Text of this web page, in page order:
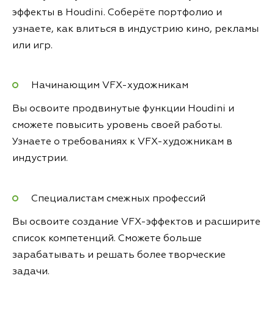
эффекты в Houdini. Соберёте портфолио и
узнаете, как влиться в индустрию кино, рекламы
или игр.
Начинающим VFX-художникам
Вы освоите продвинутые функции Houdini и
сможете повысить уровень своей работы.
Узнаете о требованиях к VFX-художникам в
индустрии.
Специалистам смежных профессий
Вы освоите создание VFX-эффектов и расширите
список компетенций. Сможете больше
зарабатывать и решать более творческие
задачи.